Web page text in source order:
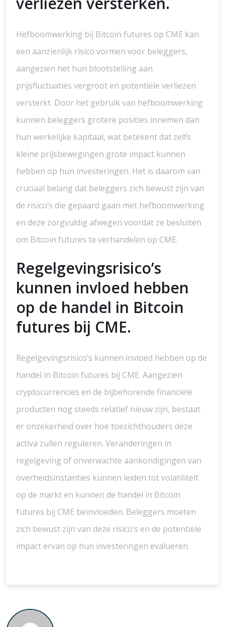
Hefboomwerking bij Bitcoin futures op CME kan
een aanzienlijk risico vormen voor beleggers,
aangezien het hun blootstelling aan
prijsfluctuaties vergroot en potentiële verliezen
versterkt. Door het gebruik van hefboomwerking
kunnen beleggers grotere posities innemen dan
hun werkelijke kapitaal, wat betekent dat zelfs
kleine prijsbewegingen grote impact kunnen
hebben op hun investeringen. Het is daarom van
cruciaal belang dat beleggers zich bewust zijn van
de risico’s die gepaard gaan met hefboomwerking
en deze zorgvuldig afwegen voordat ze besluiten
om Bitcoin futures te verhandelen op CME.
Regelgevingsrisico’s
kunnen invloed hebben
op de handel in Bitcoin
futures bij CME.
Regelgevingsrisico’s kunnen invloed hebben op de
handel in Bitcoin futures bij CME. Aangezien
cryptocurrencies en de bijbehorende financiële
producten nog steeds relatief nieuw zijn, bestaat
er onzekerheid over hoe toezichthouders deze
activa zullen reguleren. Veranderingen in
regelgeving of onverwachte aankondigingen van
overheidsinstanties kunnen leiden tot volatiliteit
op de markt en kunnen de handel in Bitcoin
futures bij CME beïnvloeden. Beleggers moeten
zich bewust zijn van deze risico’s en de potentiële
impact ervan op hun investeringen evalueren.